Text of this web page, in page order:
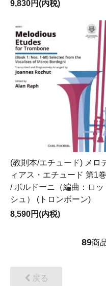
9,830円(内税)
(教則本/エチュード) メロ
ィアス・エチュード 第1巻
/ ボルドーニ（編曲：ロッ
シュ） (トロンボーン)
8,590円(内税)
89商
戻る